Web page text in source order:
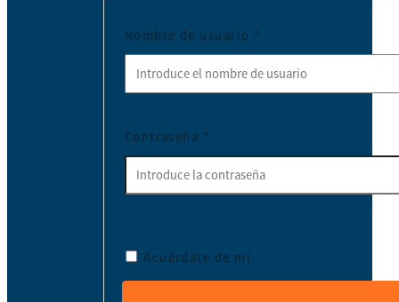
Nombre de usuario *
Contraseña *
Acuérdate de mí